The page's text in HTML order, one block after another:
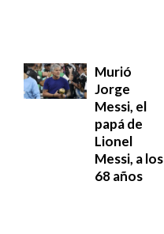
Murió
Jorge
Messi, el
papá de
Lionel
Messi, a los
68 años